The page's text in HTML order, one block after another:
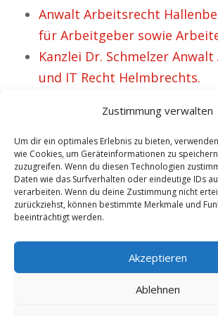
Zustimmung verwalten
Um dir ein optimales Erlebnis zu bieten,
wie Cookies, um Geräteinformationen zu
zuzugreifen. Wenn du diesen Technologien
Daten wie das Surfverhalten oder eindeutige IDs
verarbeiten. Wenn du deine Zustimmung nicht
zurückziehst, können bestimmte Merkmale und
beeinträchtigt werden.
Akzeptieren
Ablehnen
Anwalt Arbeitsrecht
für Arbeitgeber sowie
Kanzlei Dr. Schmelzer
und IT Recht Helmbrechts.
für Arbeitgeber und
Anwalt Schkölen in Sachen
Anwalt Arbeitsrecht Kandern
zufriedene Klienten.
Anwalt Arbeitsrecht
Vertreung für Arbeitgeber.
Anwalt Rastatt bzgl.